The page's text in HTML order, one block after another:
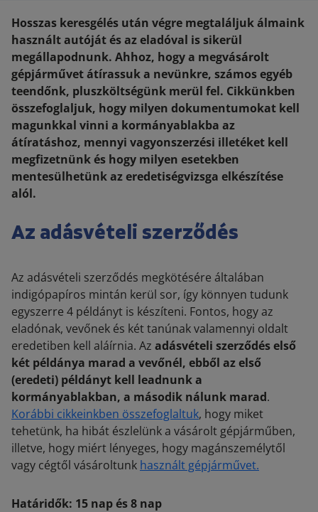
Hosszas keresgélés után végre megtaláljuk álmaink
használt autóját és az eladóval is sikerül
megállapodnunk. Ahhoz, hogy a megvásárolt
gépjárművet átírassuk a nevünkre, számos egyéb
teendőnk, pluszköltségünk merül fel. Cikkünkben
összefoglaljuk, hogy milyen dokumentumokat kell
magunkkal vinni a kormányablakba az
átíratáshoz, mennyi vagyonszerzési illetéket kell
megfizetnünk és hogy milyen esetekben
mentesülhetünk az eredetiségvizsga elkészítése
alól.
Az adásvételi szerződés
Az adásvételi szerződés megkötésére általában
indigópapíros mintán kerül sor, így könnyen tudunk
egyszerre 4 példányt is készíteni. Fontos, hogy az
eladónak, vevőnek és két tanúnak valamennyi oldalt
eredetiben kell aláírnia. Az adásvételi szerződés első
két példánya marad a vevőnél, ebből az első
(eredeti) példányt kell leadnunk a
kormányablakban, a második nálunk marad.
Korábbi cikkeinkben összefoglaltuk, hogy miket
tehetünk, ha hibát észlelünk a vásárolt gépjárműben,
illetve, hogy miért lényeges, hogy magánszemélytől
vagy cégtől vásároltunk használt gépjárművet.
Határidők: 15 nap és 8 nap